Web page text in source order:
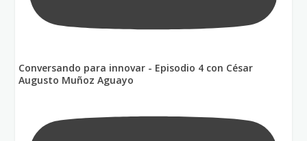
Conversando para innovar - Episodio 4 con César
Augusto Muñoz Aguayo